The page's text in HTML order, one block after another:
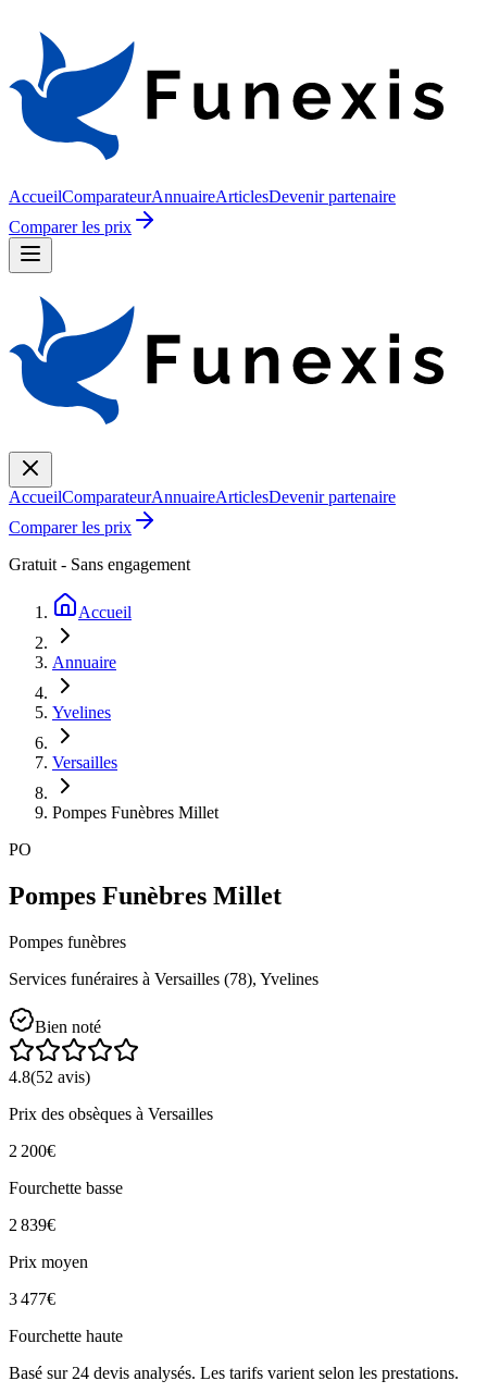
AccueilComparateurAnnuaireArticlesDevenir partenaire
Comparer les prix
AccueilComparateurAnnuaireArticlesDevenir partenaire
Comparer les prix
Gratuit - Sans engagement
Accueil
Annuaire
Yvelines
Versailles
Pompes Funèbres Millet
PO
Pompes Funèbres Millet
Pompes funèbres
Services funéraires à Versailles (78), Yvelines
Bien noté
4.8(52 avis)
Prix des obsèques à Versailles
2 200€
Fourchette basse
2 839€
Prix moyen
3 477€
Fourchette haute
Basé sur 24 devis analysés. Les tarifs varient selon les prestations.